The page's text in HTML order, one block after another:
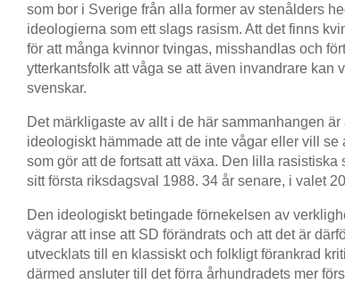
som bor i Sverige från alla former av stenålders
ideologierna som ett slags rasism. Att det finns
för att många kvinnor tvingas, misshandlas och
ytterkantsfolk att våga se att även invandrare kan
svenskar.
Det märkligaste av allt i de här sammanhangen
ideologiskt hämmade att de inte vågar eller vill
som gör att de fortsatt att växa. Den lilla
sitt första riksdagsval 1988. 34 år senare, i valet
Den ideologiskt betingade förnekelsen av
vägrar att inse att SD förändrats och att det är
utvecklats till en klassiskt och folkligt förankrad
därmed ansluter till det förra århundradets mer